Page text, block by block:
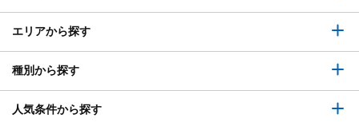
エリアから探す
種別から探す
人気条件から探す